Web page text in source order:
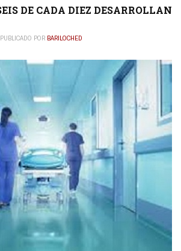
DE CADA DIEZ DESARROLLAN
PUBLICADO POR BARILOCHED